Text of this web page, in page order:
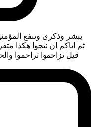
يبشر وذكرى وتنفع
ثم اياكم ان تيجوا هكذا
قيل تزاحموا تراحموا